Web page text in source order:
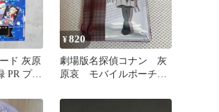
ド 灰原
PR プロ
¥820
劇場版名探偵コナン 灰
原哀 モバイルポーチ